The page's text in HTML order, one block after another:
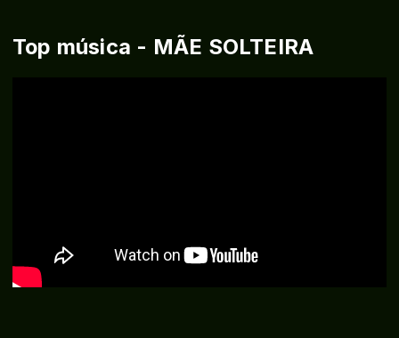
Top música - MÃE SOLTEIRA